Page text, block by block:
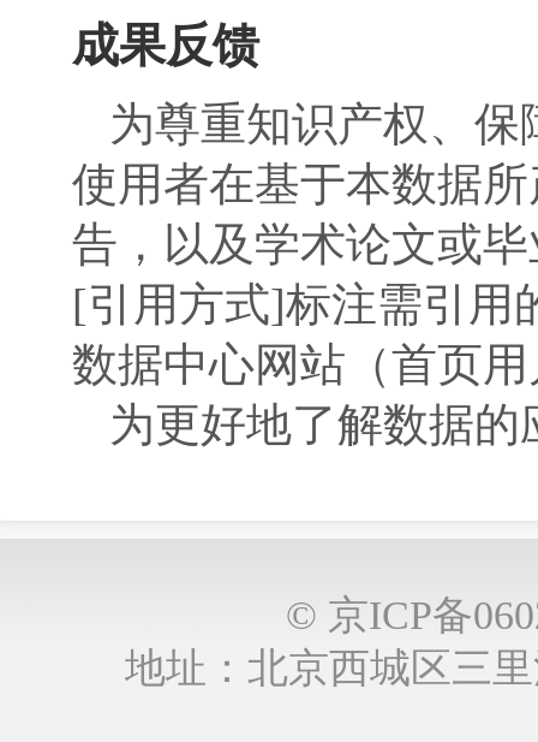
成果反馈
为尊重知识产权、
使用者在基于本数据
告，以及学术论文或
[引用方式]标注需引用
数据中心网站（首页
为更好地了解数据
© 京ICP备
地址：北京西城区三